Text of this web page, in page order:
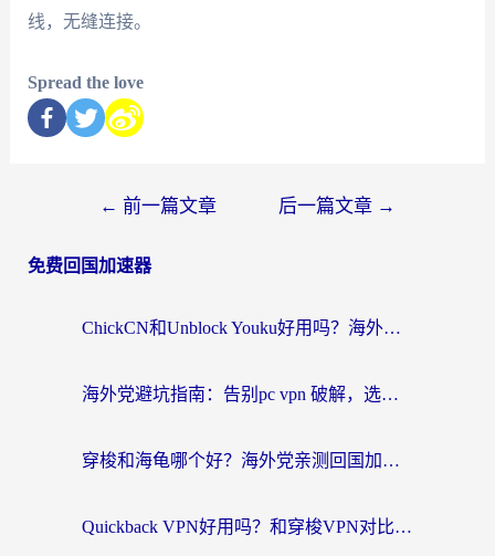
线，无缝连接。
Spread the love
← 前一篇文章 后一篇文章 →
免费回国加速器
ChickCN和Unblock Youku好用吗？海外党亲测3款回国加速器，附iOS免费选择指南
海外党避坑指南：告别pc vpn 破解，选对回国加速器轻松访问国内资源
穿梭和海龟哪个好？海外党亲测回国加速器，附电脑免费VPN推荐
Quickback VPN好用吗？和穿梭VPN对比哪个回国效果更好？海外党必看的真实测评与选择指南